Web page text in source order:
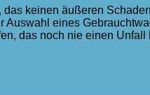
keinen äußeren
eines
das noch nie einen